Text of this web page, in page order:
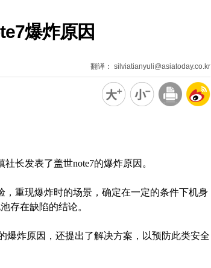
爆炸原因
翻译： silviatianyuli@asiatoday.co.kr
长发表了盖世note7的爆炸原因。
重现爆炸时的场景，确定在一定的条件下机身
存在缺陷的结论。
炸原因，还提出了解决方案，以预防此类安全